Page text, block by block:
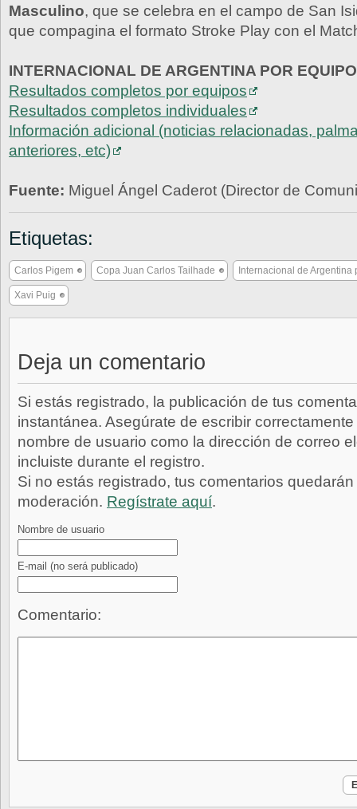
Masculino, que se celebra en el campo de San
que compagina el formato Stroke Play con el
INTERNACIONAL DE ARGENTINA POR
Resultados completos por equipos
Resultados completos individuales
Información adicional (noticias relacionadas,
anteriores, etc)
Fuente: Miguel Ángel Caderot (Director de
Etiquetas:
Carlos Pigem Copa Juan Carlos Tailhade Internacional de Argentina
Xavi Puig
Deja un comentario
Si estás registrado, la publicación de tus
instantánea. Asegúrate de escribir
nombre de usuario como la dirección de correo
incluiste durante el registro.
Si no estás registrado, tus comentarios
moderación. Regístrate aquí.
Nombre de usuario
E-mail (no será publicado)
Comentario: